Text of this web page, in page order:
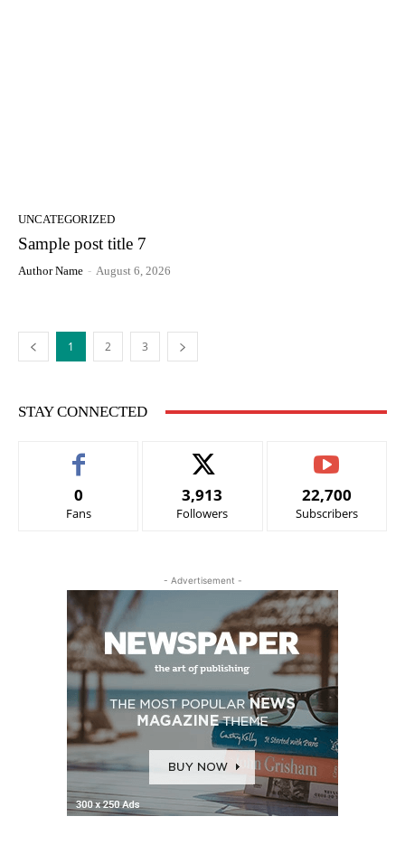
UNCATEGORIZED
Sample post title 7
Author Name - August 6, 2026
1 2 3
STAY CONNECTED
0
Fans
3,913
Followers
22,700
Subscribers
- Advertisement -